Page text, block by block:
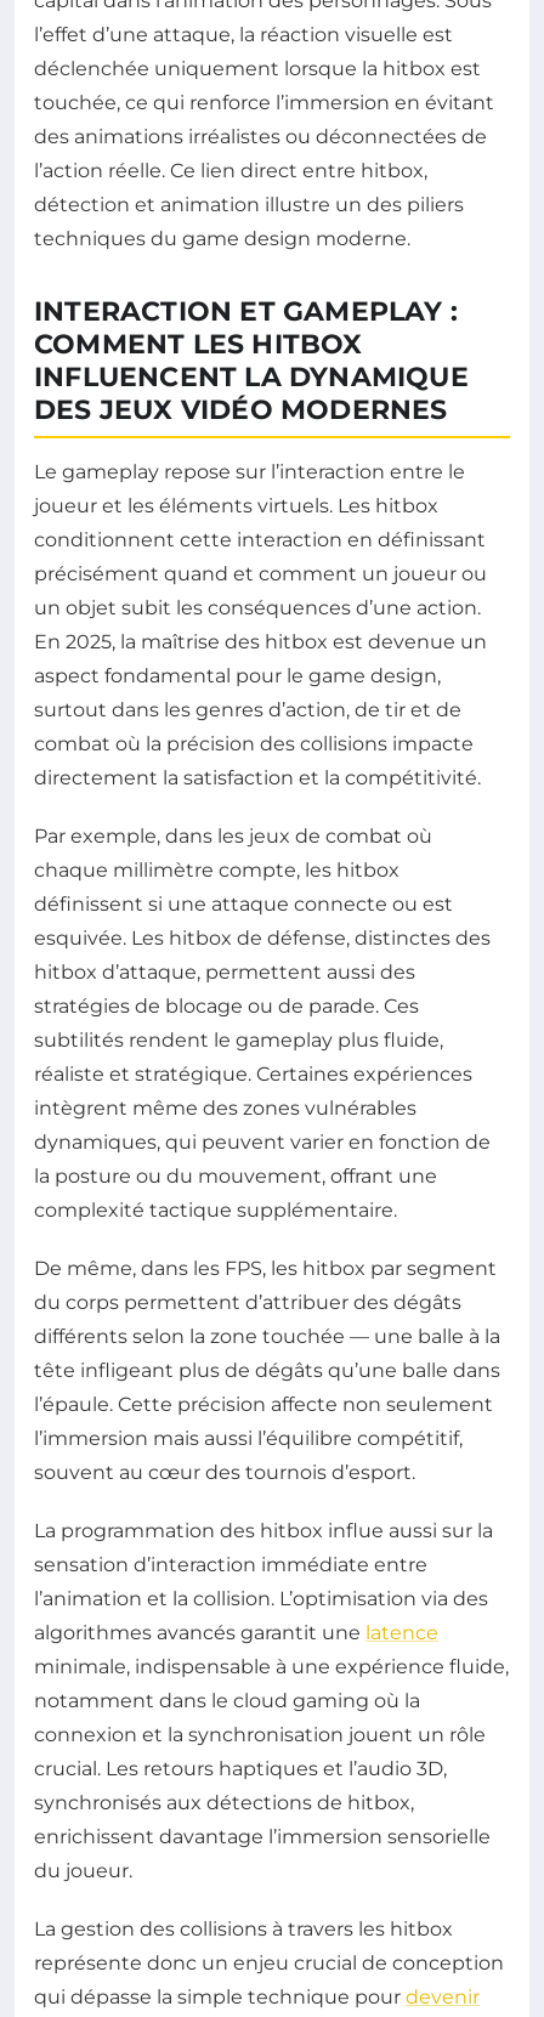
l’effet d’une attaque, la réaction visuelle est
déclenchée uniquement lorsque la hitbox est
touchée, ce qui renforce l’immersion en évitant
des animations irréalistes ou déconnectées de
l’action réelle. Ce lien direct entre hitbox,
détection et animation illustre un des piliers
techniques du game design moderne.
INTERACTION ET GAMEPLAY :
COMMENT LES HITBOX
INFLUENCENT LA DYNAMIQUE
DES JEUX VIDÉO MODERNES
Le gameplay repose sur l’interaction entre le
joueur et les éléments virtuels. Les hitbox
conditionnent cette interaction en définissant
précisément quand et comment un joueur ou
un objet subit les conséquences d’une action.
En 2025, la maîtrise des hitbox est devenue un
aspect fondamental pour le game design,
surtout dans les genres d’action, de tir et de
combat où la précision des collisions impacte
directement la satisfaction et la compétitivité.
Par exemple, dans les jeux de combat où
chaque millimètre compte, les hitbox
définissent si une attaque connecte ou est
esquivée. Les hitbox de défense, distinctes des
hitbox d’attaque, permettent aussi des
stratégies de blocage ou de parade. Ces
subtilités rendent le gameplay plus fluide,
réaliste et stratégique. Certaines expériences
intègrent même des zones vulnérables
dynamiques, qui peuvent varier en fonction de
la posture ou du mouvement, offrant une
complexité tactique supplémentaire.
De même, dans les FPS, les hitbox par segment
du corps permettent d’attribuer des dégâts
différents selon la zone touchée — une balle à la
tête infligeant plus de dégâts qu’une balle dans
l’épaule. Cette précision affecte non seulement
l’immersion mais aussi l’équilibre compétitif,
souvent au cœur des tournois d’esport.
La programmation des hitbox influe aussi sur la
sensation d’interaction immédiate entre
l’animation et la collision. L’optimisation via des
algorithmes avancés garantit une latence
minimale, indispensable à une expérience fluide,
notamment dans le cloud gaming où la
connexion et la synchronisation jouent un rôle
crucial. Les retours haptiques et l’audio 3D,
synchronisés aux détections de hitbox,
enrichissent davantage l’immersion sensorielle
du joueur.
La gestion des collisions à travers les hitbox
représente donc un enjeu crucial de conception
qui dépasse la simple technique pour devenir